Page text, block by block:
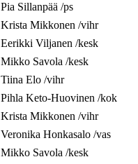
Pia Sillanpää /ps
Krista Mikkonen /vihr
Eerikki Viljanen /kesk
Mikko Savola /kesk
Tiina Elo /vihr
Pihla Keto-Huovinen /kok
Krista Mikkonen /vihr
Veronika Honkasalo /vas
Mikko Savola /kesk